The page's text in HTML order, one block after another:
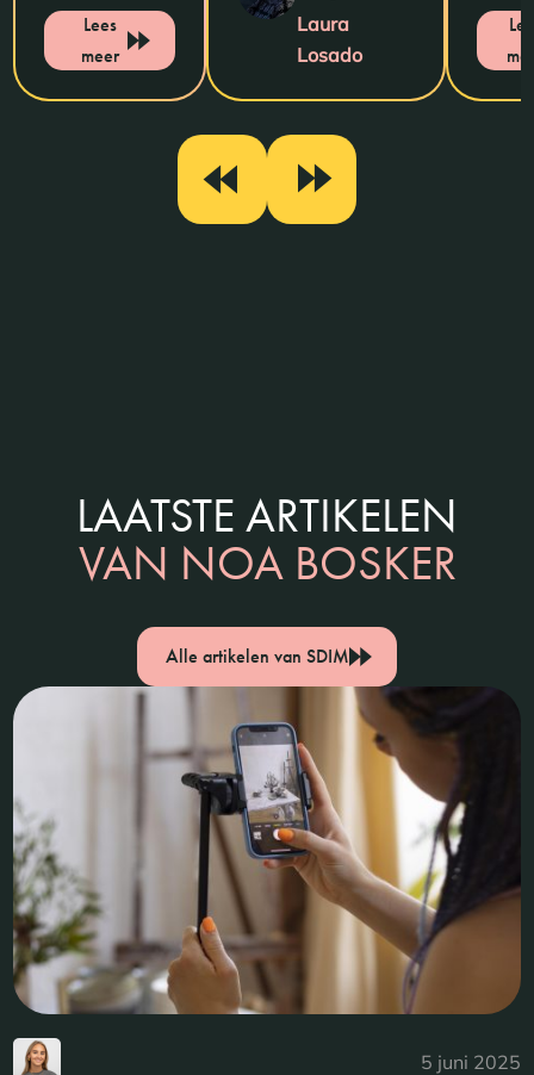
Lees
meer
Laura
Losado
LAATSTE ARTIKELEN
VAN NOA BOSKER
Alle artikelen van SDIM
5 juni 2025